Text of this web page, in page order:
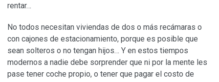
rentar…
No todos necesitan viviendas de dos o más recámaras o
con cajones de estacionamiento, porque es posible que
sean solteros o no tengan hijos… Y en estos tiempos
modernos a nadie debe sorprender que ni por la mente les
pase tener coche propio, o tener que pagar el costo de